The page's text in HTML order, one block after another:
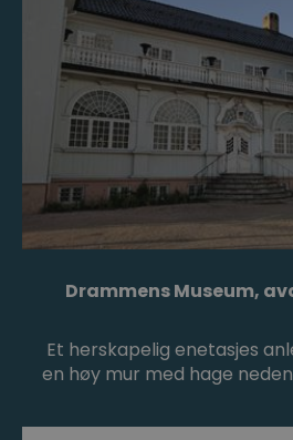
Drammens Museum,
Et herskapelig enetasjes
en høy mur med hage